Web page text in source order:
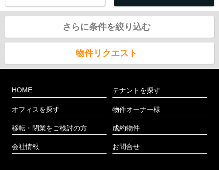
さらに条件を絞り込む
物件リクエスト
HOME
オフィスを探す
移転・閉業をご検討の方
会社情報
テナントを探す
物件オーナー様
成約物件
お問合せ